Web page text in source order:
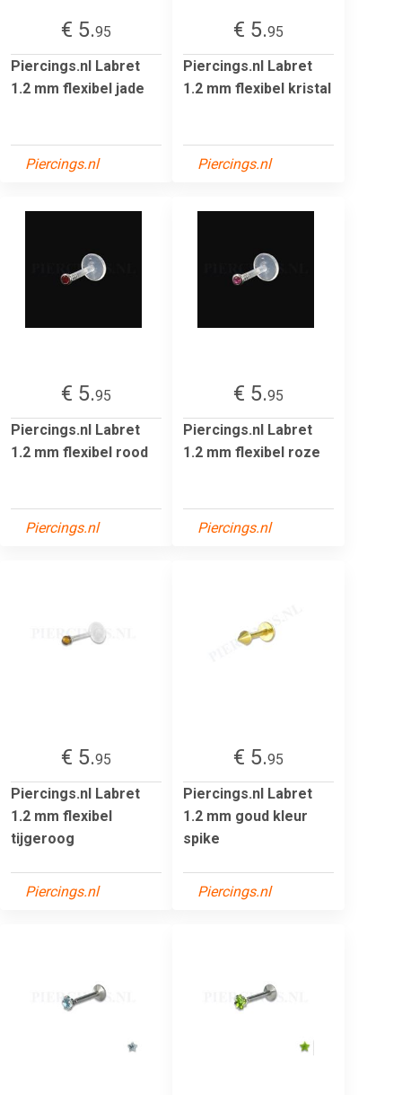
€ 5.95
Piercings.nl Labret
1.2 mm flexibel jade
Piercings.nl
€ 5.95
Piercings.nl Labret
1.2 mm flexibel kristal
Piercings.nl
€ 5.95
Piercings.nl Labret
1.2 mm flexibel rood
Piercings.nl
€ 5.95
Piercings.nl Labret
1.2 mm flexibel roze
Piercings.nl
€ 5.95
Piercings.nl Labret
1.2 mm flexibel
tijgeroog
Piercings.nl
€ 5.95
Piercings.nl Labret
1.2 mm goud kleur
spike
Piercings.nl